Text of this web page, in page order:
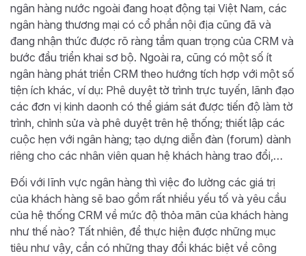
ngân hàng nước ngoài đang hoạt động tại Việt Nam, các
ngân hàng thương mại có cổ phần nội địa cũng đã và
đang nhận thức được rõ ràng tầm quan trọng của CRM và
bước đầu triển khai sơ bộ. Ngoài ra, cũng có một số ít
ngân hàng phát triển CRM theo hướng tích hợp với một số
tiện ích khác, ví dụ: Phê duyệt tờ trình trực tuyến, lãnh đạo
các đơn vị kinh daonh có thể giám sát được tiến độ làm tờ
trình, chỉnh sửa và phê duyệt trên hệ thống; thiết lập các
cuộc hẹn với ngân hàng; tạo dựng diễn đàn (forum) dành
riêng cho các nhân viên quan hệ khách hàng trao đổi,…
Đối với lĩnh vực ngân hàng thì việc đo lường các giá trị
của khách hàng sẽ bao gồm rất nhiều yếu tố và yêu cầu
của hệ thống CRM về mức độ thỏa mãn của khách hàng
như thế nào? Tất nhiên, để thực hiện được những mục
tiêu như vậy, cần có những thay đổi khác biệt về công